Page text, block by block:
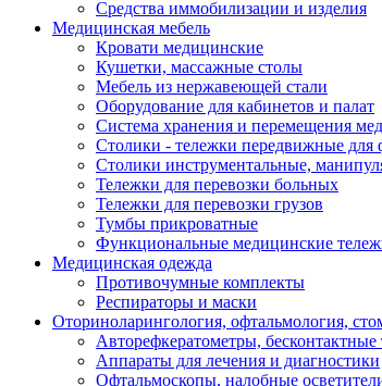
Средства иммобилизации и изделия
Медицинская мебель
Кровати медицинские
Кушетки, массажные столы
Мебель из нержавеющей стали
Оборудование для кабинетов и палат
Система хранения и перемещения
Столики - тележки передвижные для
Столики инструментальные,
Тележки для перевозки больных
Тележки для перевозки грузов
Тумбы прикроватные
Функциональные медицинские
Медицинская одежда
Противочумные комплекты
Респираторы и маски
Оториноларингология, офтальмология,
Авторефкератометры,
Аппараты для лечения и диагностики
Офтальмоскопы, налобные